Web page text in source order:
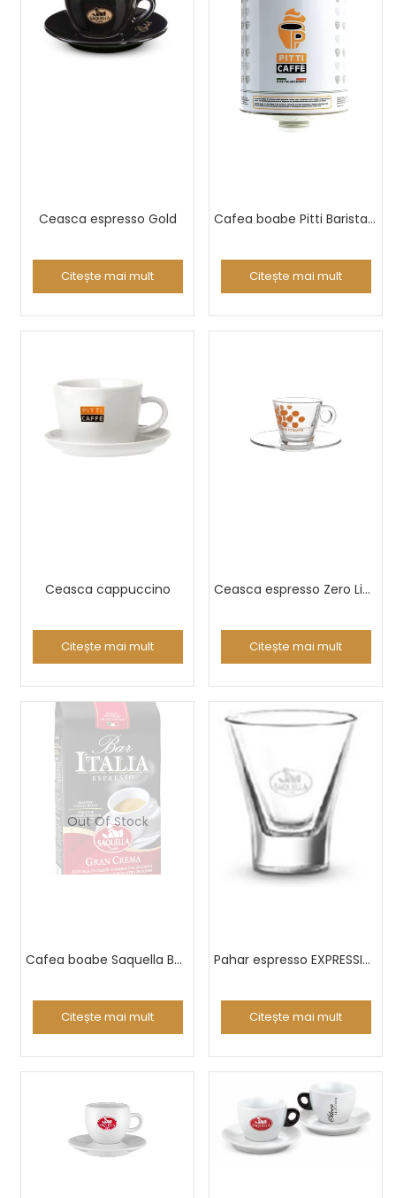
Ceasca espresso Gold
Citește mai mult
Cafea boabe Pitti Barista 3kg
Citește mai mult
Ceasca cappuccino
Citește mai mult
Ceasca espresso Zero Line
Citește mai mult
Out Of Stock
Cafea boabe Saquella Bar Italia Gran Crema 1Kg
Citește mai mult
Pahar espresso EXPRESSIVE V250
Citește mai mult